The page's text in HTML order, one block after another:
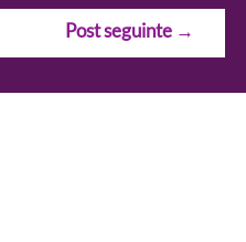
Post seguinte →